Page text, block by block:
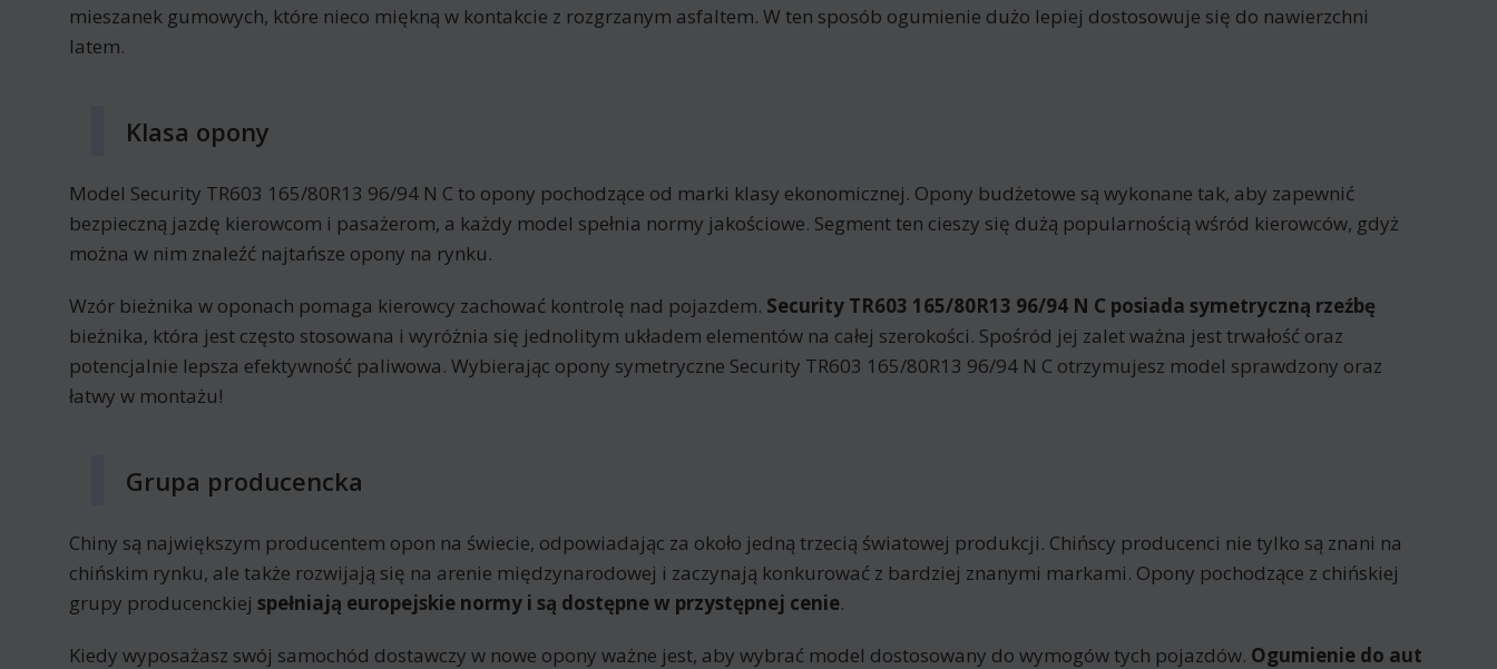
mieszanek gumowych, które nieco miękną w kontakcie z rozgrzanym asfaltem. W ten sposób ogumienie dużo lepiej dostosowuje się do nawierzchni
latem.
Klasa opony
Model Security TR603 165/80R13 96/94 N C to opony pochodzące od marki klasy ekonomicznej. Opony budżetowe są wykonane tak, aby zapewnić
bezpieczną jazdę kierowcom i pasażerom, a każdy model spełnia normy jakościowe. Segment ten cieszy się dużą popularnością wśród kierowców, gdyż
można w nim znaleźć najtańsze opony na rynku.
Wzór bieżnika w oponach pomaga kierowcy zachować kontrolę nad pojazdem. Security TR603 165/80R13 96/94 N C posiada symetryczną rzeźbę
bieżnika, która jest często stosowana i wyróżnia się jednolitym układem elementów na całej szerokości. Spośród jej zalet ważna jest trwałość oraz
potencjalnie lepsza efektywność paliwowa. Wybierając opony symetryczne Security TR603 165/80R13 96/94 N C otrzymujesz model sprawdzony oraz
łatwy w montażu!
Grupa producencka
Chiny są największym producentem opon na świecie, odpowiadając za około jedną trzecią światowej produkcji. Chińscy producenci nie tylko są znani na
chińskim rynku, ale także rozwijają się na arenie międzynarodowej i zaczynają konkurować z bardziej znanymi markami. Opony pochodzące z chińskiej
grupy producenckiej spełniają europejskie normy i są dostępne w przystępnej cenie.
Kiedy wyposażasz swój samochód dostawczy w nowe opony ważne jest, aby wybrać model dostosowany do wymogów tych pojazdów. Ogumienie do aut